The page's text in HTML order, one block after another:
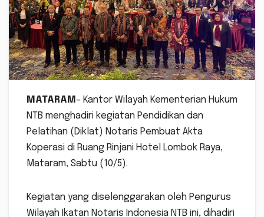
MATARAM – Kantor Wilayah Kementerian Hukum
NTB menghadiri kegiatan Pendidikan dan
Pelatihan (Diklat) Notaris Pembuat Akta
Koperasi di Ruang Rinjani Hotel Lombok Raya,
Mataram, Sabtu (10/5).
Kegiatan yang diselenggarakan oleh Pengurus
Wilayah Ikatan Notaris Indonesia NTB ini, dihadiri